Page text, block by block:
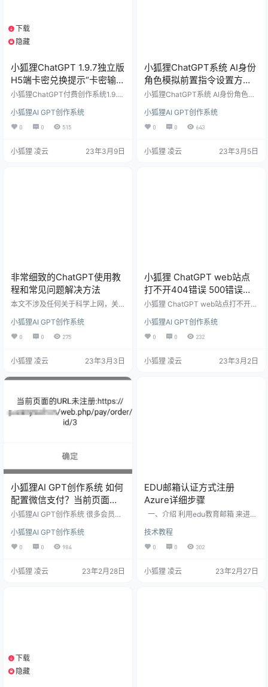
下载
隐藏
小狐狸ChatGPT 1.9.7独立版
H5端卡密兑换提示“卡密输入
有误 ”解决办法
小狐狸ChatGPT付费创作系统1.9.7
端和小程序端无法兑换，一直提示
“卡密输入有误 ”，该功能上几版都
正常，应该是官方升级后本身有BU
处理。具体操作如下： H5端 找到目
小狐狸AI GPT创作系统
0 0 515
小狐狸 凌云 23年3月9日
小狐狸ChatGPT系统 AI身份
角色模拟前置指令设置方法
参照模板
小狐狸ChatGPT系统 AI身份角色模
狸ChatGPT系统新版功能新增AI身
份角色模拟后，很多会员不会设置AI
身份角色模拟前置指令，今天参考
大家分享一下。 具体参照下面模板
小狐狸AI GPT创作系统
0 0 643
小狐狸 凌云 23年3月5日
非常细致的ChatGPT使用教
程和常见问题解决方法
本文不涉及任何关于科学上网，关
子！ 切换好美、日、韩、新加坡或
欧洲除意大利的任意地区。 首先，
如果你是一个小白，建议先装一个
有道词典，接下来的操作会更加的
一个账号之后，打开这个网址：http
样的一个页面： 接着点击 Log in，
这个时候翻译就派上用场了。有不…
小狐狸AI GPT创作系统
0 0 275
小狐狸 凌云 23年3月3日
小狐狸 ChatGPT web站点
打不开404错误 500错误解
决方法和小程序审核问题
小狐狸 ChatGPT web站点打不开4
审核问题 站点打不开，出现404错
误，对照如下检查处理： 查看站点
后台web站点开关是否打开： web
点参数是否配置，配置是否正确，
小狐狸AI GPT创作系统
0 0 232
小狐狸 凌云 23年3月2日
小狐狸AI GPT创作系统 如何
配置微信支付？当前页面的
URL未注册:https…处理办法
小狐狸AI GPT创作系统 很多会员使
是不太会配置微信支付，或者参数
填写完前端出现“当前页面的URL未
注册:https…”问题如下，具体可对照
点后台->系统配置->支付配置，填
小狐狸AI GPT创作系统
0 0 984
小狐狸 凌云 23年2月28日
EDU邮箱认证方式注册
Azure详细步骤
一、介绍 利用edu教育邮箱 来进行
注册地址：https://portal.azure.co
m/ 2、你的edu邮箱 3、一个干净的
手机号（最好是自用的没撸过az
不要挂代理） 三、具体步骤 1、使
技术教程
0 0 302
小狐狸 凌云 23年2月27日
下载
隐藏